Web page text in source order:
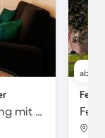
Familienorientierte Ferienwohnung mit schnellem Internet | Meerblick | Nah am Strand
ab